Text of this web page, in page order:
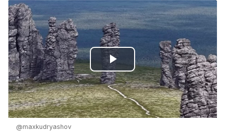
Play
Video
@maxkudryashov